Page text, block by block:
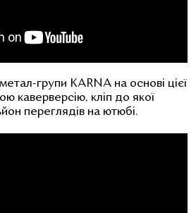
групи KARNA на основі цієї
каверверсію, кліп до якої
переглядів на ютюбі.